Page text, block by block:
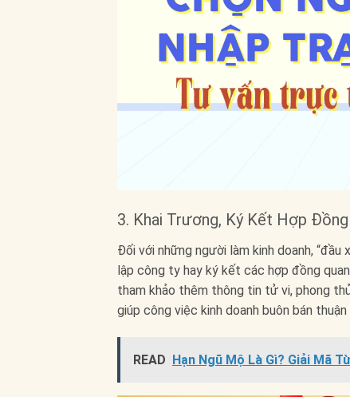
3. Khai Trương, Ký Kết Hợp
Đối với những người làm kinh doanh,
lập công ty hay ký kết các hợp đồng
tham khảo thêm thông tin tử vi, phong
giúp công việc kinh doanh buôn bán
READ Hạn Ngũ Mộ Là Gì? Giải Mã